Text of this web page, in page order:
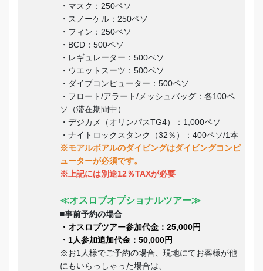
・マスク：250ペソ
・スノーケル：250ペソ
・フィン：250ペソ
・BCD：500ペソ
・レギュレーター：500ペソ
・ウエットスーツ：500ペソ
・ダイブコンピューター：500ペソ
・フロート/アラート/メッシュバッグ：各100ペ
ソ（滞在期間中）
・デジカメ（オリンパスTG4）：1,000ペソ
・ナイトロックスタンク（32％）：400ペソ/1本
※モアルボアルのダイビングはダイビングコンピ
ューターが必須です。
※上記には別途12％TAXが必要
≪オスロブオプショナルツアー≫
■事前予約の場合
・オスロブツアー参加代金：25,000円
・1人参加追加代金：50,000円
※お1人様でご予約の場合、現地にてお客様が他
にもいらっしゃった場合は、